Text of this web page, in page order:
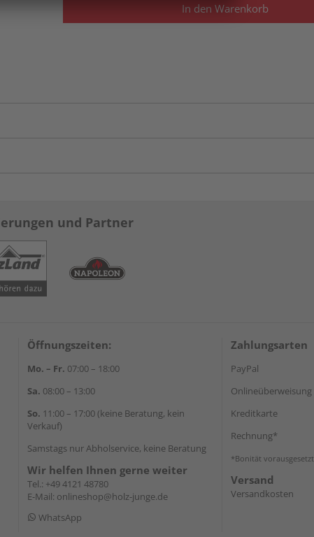
In den Warenkorb
und Partner
Öffnungszeiten:
Mo. – Fr. 07:00 – 18:00
Sa. 08:00 – 13:00
So. 11:00 – 17:00 (keine Beratung, kein
Verkauf)
Samstags nur Abholservice, keine Beratung
Wir helfen Ihnen gerne weiter
Tel.: +49 4121 48780
E-Mail: onlineshop@holz-junge.de
WhatsApp
Zahlungsarten
PayPal
Onlineüberweisung
Kreditkarte
Rechnung*
*Bonität vorausgesetzt
Versand
Versandkosten